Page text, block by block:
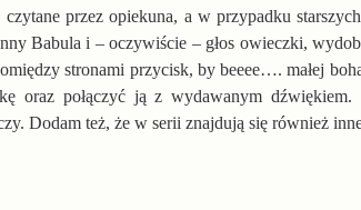
przez opiekuna, a w przypadku
Babula i – oczywiście – głos owieczki,
stronami przycisk, by beeee…. małej
oraz połączyć ją z wydawanym dźwiękiem.
Dodam też, że w serii znajdują się również